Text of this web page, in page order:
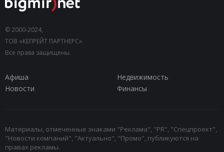
© 2000-2024,
ТОВ «КЕПРЕЙТ ПАРТНЕРС».
Все права защищены.
Афиша
Недвижимость
Новости
Финансы
Материалы, отмеченные знаками "Реклама", "PR", "Спецпроект",
"Новости компаний", "Актуально", "Промо", публикуются на
правах рекламы.